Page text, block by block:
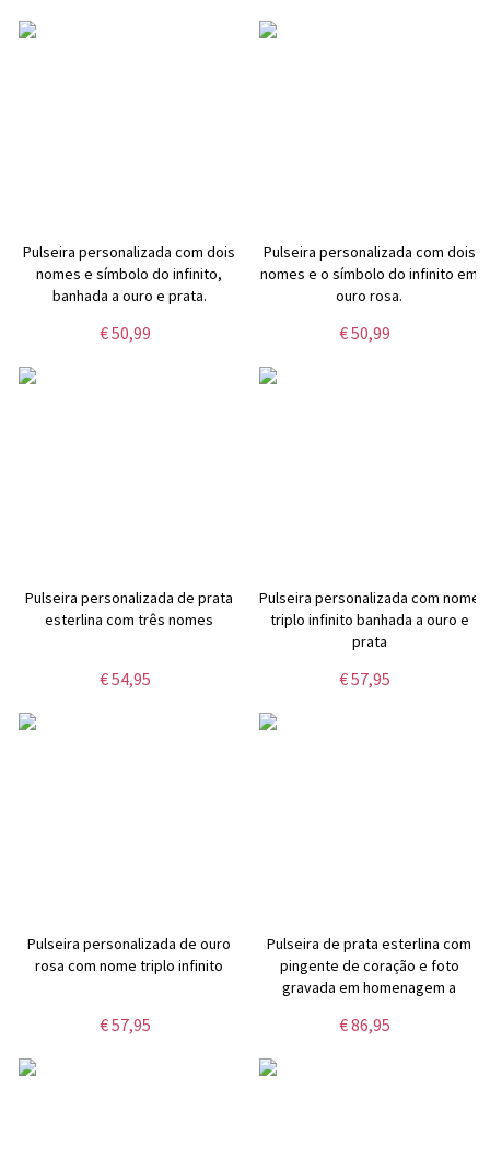
Pulseira personalizada com dois
nomes e símbolo do infinito,
banhada a ouro e prata.
€ 50,99
Pulseira personalizada com dois
nomes e o símbolo do infinito em
ouro rosa.
€ 50,99
Pulseira personalizada de prata
esterlina com três nomes
€ 54,95
Pulseira personalizada com nome
triplo infinito banhada a ouro e
prata
€ 57,95
Pulseira personalizada de ouro
rosa com nome triplo infinito
€ 57,95
Pulseira de prata esterlina com
pingente de coração e foto
gravada em homenagem a
€ 86,95